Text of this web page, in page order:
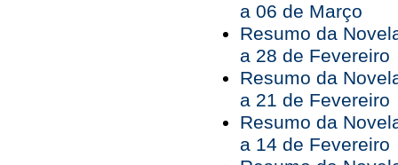
a 06 de Março
Resumo da
a 28 de Fevereiro
Resumo da
a 21 de Fevereiro
Resumo da
a 14 de Fevereiro